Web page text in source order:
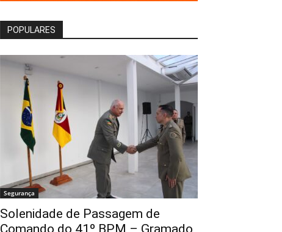
POPULARES
Segurança
Solenidade de Passagem de
Comando do 41º BPM – Gramado